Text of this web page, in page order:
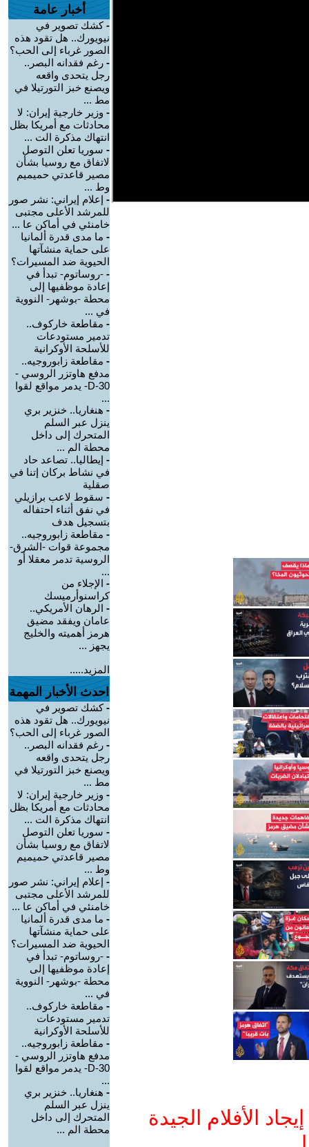
الأفلام الجيدة
أخبار عامة
-كشك تصوير في
نيويورك.. هل تقود هذه
الصور غرباء إلى الحب؟
- رغم فقدانه البصر..
رجل يتحدى واقعه
ويصنع خبز التورتيلا في
مط ...
- وزير خارجية إيران: لا
محادثات مع أمريكا بظل
انتهاك مذكرة الت ...
- سوريا تعلن التوصل
لاتفاق مع روسيا بشأن
مصير قاعدتي حميميم
وط ...
- إعلام إيراني: نشر صور
للمرشد الأعلى مجتبى
خامنئي في أماكن عا ...
- ما مدى قدرة ألمانيا
على حماية منشآتها
الحيوية ضد المسيرات؟
- -روساتوم- تبدأ في
إعادة موظفيها إلى
محطة -بوشهر- النووية
في ...
- مقاطعة خاركوف..
تدمير مستودعات
للأسلحة الأوكرانية
- مقاطعة زابوروجيه..
مدفع هاوتزر الروسي -
D-30- يدمر مواقع لقوا
...
- هنغاريا.. خنزير بري
ينزل عبر السلم
المتحرك إلى داخل
محطة الم ...
- إيطاليا.. تصاعد حاد
في نشاط بركان إتنا في
صقلية
- سقوط لاعب برازيلي
في نفق أثناء احتفاله
بتسجيل هدف
- مقاطعة زابوروجيه..
مجموعة قوات -الشرق-
الروسية تدمر معقلا أو
...
- الإجلاء من
كراسنوأرميسك
- الرهان الأمريكي..
عامان ويفقد مضيق
هرمز أهميته والخليج
يجهز ...
المزيد.....
احدث الأخبار المهمة
-كشك تصوير في
نيويورك.. هل تقود هذه
الصور غرباء إلى الحب؟
- رغم فقدانه البصر..
رجل يتحدى واقعه
ويصنع خبز التورتيلا في
مط ...
- وزير خارجية إيران: لا
محادثات مع أمريكا بظل
انتهاك مذكرة الت ...
- سوريا تعلن التوصل
لاتفاق مع روسيا بشأن
مصير قاعدتي حميميم
وط ...
- إعلام إيراني: نشر صور
للمرشد الأعلى مجتبى
خامنئي في أماكن عا ...
- ما مدى قدرة ألمانيا
على حماية منشآتها
الحيوية ضد المسيرات؟
- -روساتوم- تبدأ في
إعادة موظفيها إلى
محطة -بوشهر- النووية
في ...
- مقاطعة خاركوف..
تدمير مستودعات
للأسلحة الأوكرانية
- مقاطعة زابوروجيه..
مدفع هاوتزر الروسي -
D-30- يدمر مواقع لقوا
...
- هنغاريا.. خنزير بري
ينزل عبر السلم
المتحرك إلى داخل
محطة الم ...